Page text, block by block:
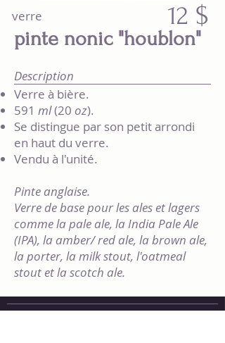
verre
pinte nonic "houblon"
12 $
Description
Verre à bière.
591 ml(20 oz).
Se distingue par son petit arrondi
en haut du verre.
Vendu à l'unité.
Pinte anglaise.
Verre de base pour les ales et lagers
comme la pale ale, la India Pale Ale
(IPA), la amber/ red ale, la brown ale,
la porter, la milk stout, l'oatmeal
stout et la scotch ale.